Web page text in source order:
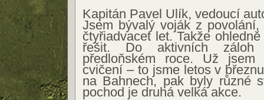
Kapitán Pavel Ulík, vedoucí
Jsem bývalý voják z povolání,
čtyřiadvacet let. Takže
řešit. Do aktivních
předloňském roce. Už jsem
cvičení – to jsme letos v
na Bahnech, pak byly různé
pochod je druhá velká akce.